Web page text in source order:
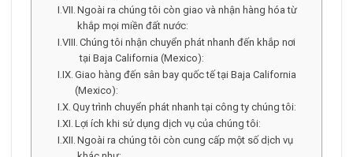
Ngoài ra chúng tôi còn giao và nhận hàng hóa từ
khắp mọi miền đất nước:
Chúng tôi nhận chuyển phát nhanh đến khắp nơi
tại Baja California (Mexico):
Giao hàng đến sân bay quốc tế tại Baja California
(Mexico):
Quy trình chuyển phát nhanh tại công ty chúng tôi:
Lợi ích khi sử dụng dịch vụ của chúng tôi:
Ngoài ra chúng tôi còn cung cấp một số dịch vụ